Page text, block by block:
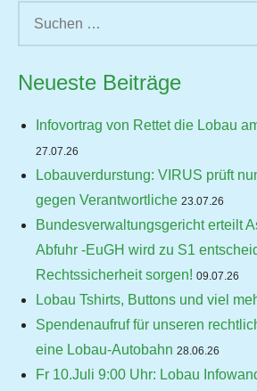
Neueste Beiträge
Infovortrag von Rettet die Lobau
27.07.26
Lobauverdurstung: VIRUS prüft
gegen Verantwortliche 23.07.26
Bundesverwaltungsgericht erteilt
Abfuhr -EuGH wird zu S1
Rechtssicherheit sorgen! 09.07.26
Lobau Tshirts, Buttons und viel
Spendenaufruf für unseren
eine Lobau-Autobahn 28.06.26
Fr 10.Juli 9:00 Uhr: Lobau